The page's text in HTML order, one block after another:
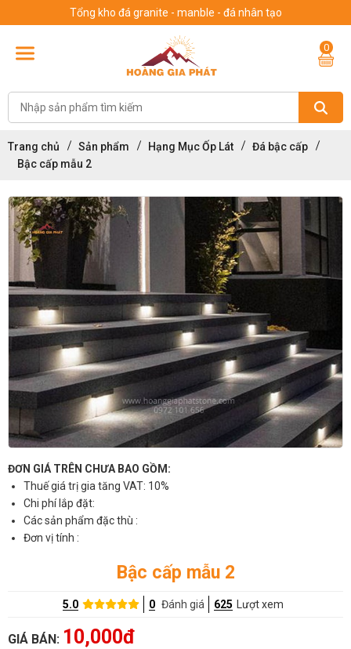
Tổng kho đá granite - manble - đá nhân tạo
0
Trang chủ Sản phẩm Hạng Mục Ốp Lát
Đá bậc cấp
Bậc cấp mẫu 2
ĐƠN GIÁ TRÊN CHƯA BAO GỒM:
Thuế giá trị gia tăng VAT: 10%
Chi phí lắp đặt:
Các sản phẩm đặc thù :
Đơn vị tính :
Bậc cấp mẫu 2
5.0 0 Đánh giá 625 Lượt xem
GIÁ BÁN: 10,000đ